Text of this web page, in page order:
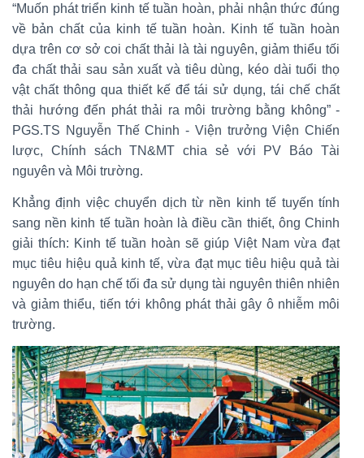
“Muốn phát triển kinh tế tuần hoàn, phải nhận thức đúng
về bản chất của kinh tế tuần hoàn. Kinh tế tuần hoàn
dựa trên cơ sở coi chất thải là tài nguyên, giảm thiểu tối
đa chất thải sau sản xuất và tiêu dùng, kéo dài tuổi thọ
vật chất thông qua thiết kế để tái sử dụng, tái chế chất
thải hướng đến phát thải ra môi trường bằng không” -
PGS.TS Nguyễn Thế Chinh - Viện trưởng Viện Chiến
lược, Chính sách TN&MT chia sẻ với PV Báo Tài
nguyên và Môi trường.
Khẳng định việc chuyển dịch từ nền kinh tế tuyến tính
sang nền kinh tế tuần hoàn là điều cần thiết, ông Chinh
giải thích: Kinh tế tuần hoàn sẽ giúp Việt Nam vừa đạt
mục tiêu hiệu quả kinh tế, vừa đạt mục tiêu hiệu quả tài
nguyên do hạn chế tối đa sử dụng tài nguyên thiên nhiên
và giảm thiểu, tiến tới không phát thải gây ô nhiễm môi
trường.